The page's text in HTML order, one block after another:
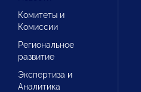
Комитеты и
Комиссии
Региональное
развитие
Экспертиза и
Аналитика